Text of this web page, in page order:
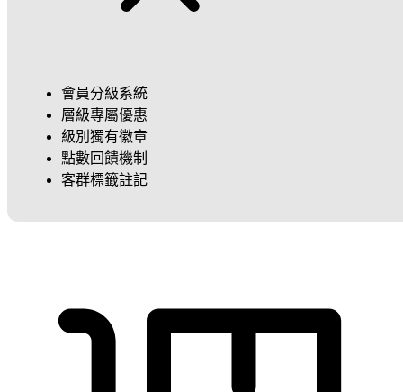
會員分級系統
層級專屬優惠
級別獨有徽章
點數回饋機制
客群標籤註記